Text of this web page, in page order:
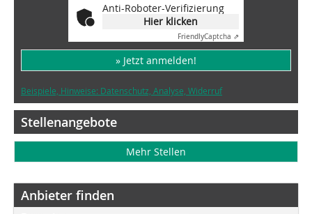
Anti-Roboter-Verifizierung
Hier klicken
FriendlyCaptcha ⇗
» Jetzt anmelden!
Beispiele, Hinweise: Datenschutz, Analyse, Widerruf
Stellenangebote
Mehr Stellen
Anbieter finden